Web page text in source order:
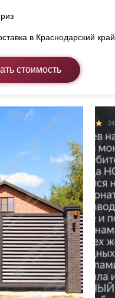
в Краснодарский край
стоимость